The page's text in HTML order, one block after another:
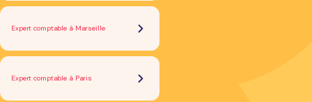
Expert comptable à Marseille
Expert comptable à Paris